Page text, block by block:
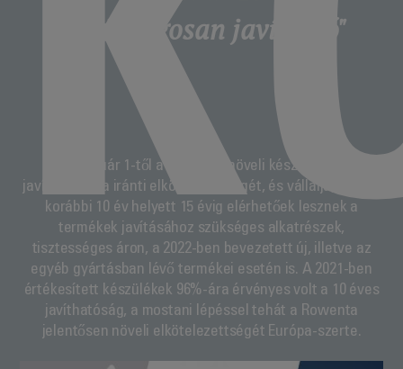
gazdaságosan javítható"
2022. január 1-től a Rowenta növeli készülékeinek
javíthatósága iránti elkötelezettségét, és vállalja, hogy a
korábbi 10 év helyett 15 évig elérhetőek lesznek a
termékek javításához szükséges alkatrészek,
tisztességes áron, a 2022-ben bevezetett új, illetve az
egyéb gyártásban lévő termékei esetén is. A 2021-ben
értékesített készülékek 96%-ára érvényes volt a 10 éves
javíthatóság, a mostani lépéssel tehát a Rowenta
jelentősen növeli elkötelezettségét Európa-szerte.